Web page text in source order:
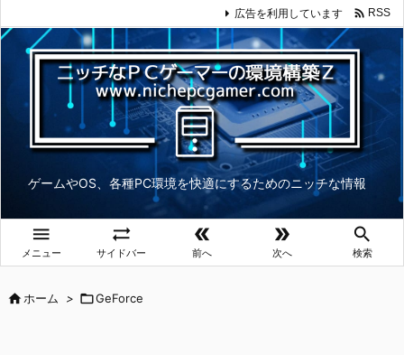
ゲームやOS、各種PC環境を快適にするためのニッチな情報

メニュー

サイドバー

前へ

次へ

検索
広告を利用しています  RSS
ホーム > GeForce